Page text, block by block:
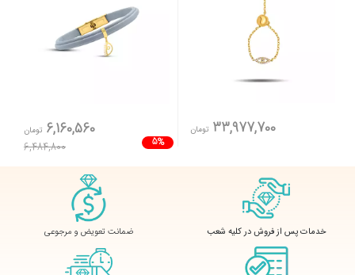
33,977,700 تومان
5%
6,160,560 تومان
6,484,800
خدمات پس از فروش در کلیه شعب ضمانت تعویض و مرجوعی